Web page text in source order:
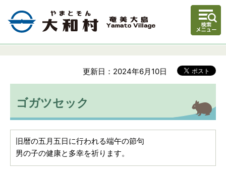
更新日：2024年6月10日
ゴガツセック
旧暦の五月五日に行われる端午の節句
男の子の健康と多幸を祈ります。